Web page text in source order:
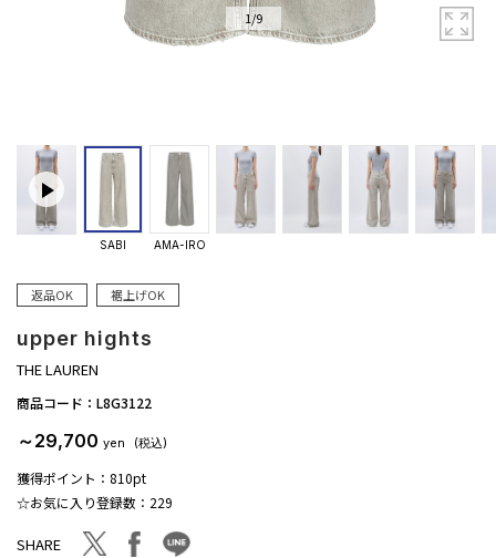
1/9
SABI AMA-IRO
返品OK 裾上げOK
upper hights
THE LAUREN
商品コード： L8G3122
～29,700 yen (税込)
獲得ポイント： 810pt
☆お気に入り登録数： 229
SHARE twitterfacebookline